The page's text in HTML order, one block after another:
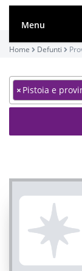
Menu
Home Defunti
× Pistoia e